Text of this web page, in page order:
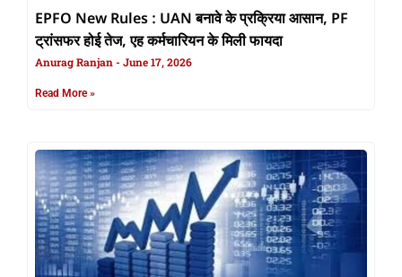
EPFO New Rules : UAN बनावे के प्रक्रिया आसान, PF
ट्रांसफर होई तेज, एह कर्मचारियन के मिली फायदा
Anurag Ranjan June 17, 2026
Read More »